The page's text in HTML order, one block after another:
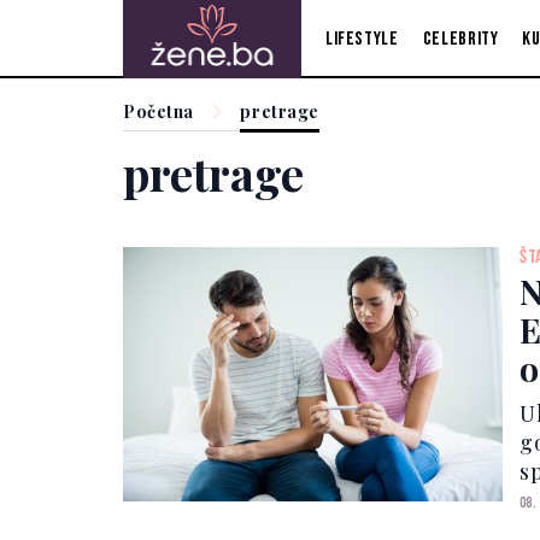
Lifestyle Celebrity
Početna pretrage
pretrage
08.